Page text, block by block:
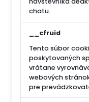
chatu.
__cfruid
Tento súbor
poskytovaných
vrátane
webových
pre